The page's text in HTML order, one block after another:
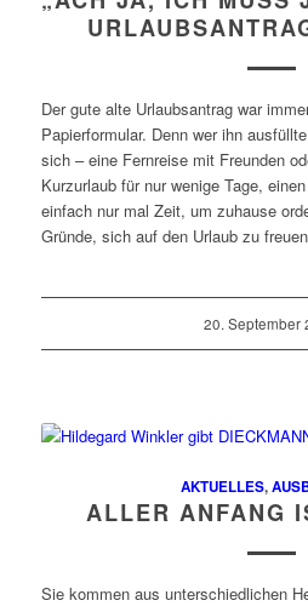
Der gute alte Urlaubsantrag war
Papierformular. Denn wer ihn
sich – eine Fernreise mit Freunden
Kurzurlaub für nur wenige Tage,
einfach nur mal Zeit, um zuhause
Gründe, sich auf den Urlaub zu
20. September
AKTUELLES,
ALLER ANFANG
Sie kommen aus unterschiedlichen